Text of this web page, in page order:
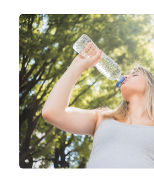
Prova
Prenota una